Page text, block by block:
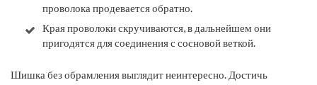
проволока продевается обратно.
Края проволоки скручиваются, в дальнейшем они
пригодятся для соединения с сосновой веткой.
Шишка без обрамления выглядит неинтересно. Достичь